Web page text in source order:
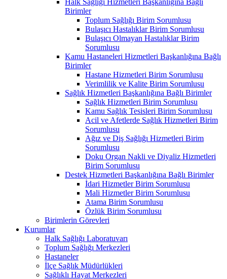
Birimler
Toplum Sağlığı Birim Sorumlusu
Bulaşıcı Hastalıklar Birim Sorumlusu
Bulaşıcı Olmayan Hastalıklar Birim
Sorumlusu
Kamu Hastaneleri Hizmetleri Başkanlığına Bağlı
Birimler
Hastane Hizmetleri Birim Sorumlusu
Verimlilik ve Kalite Birim Sorumlusu
Sağlık Hizmetleri Başkanlığına Bağlı Birimler
Sağlık Hizmetleri Birim Sorumlusu
Kamu Sağlık Tesisleri Birim Sorumlusu
Acil ve Afetlerde Sağlık Hizmetleri Birim
Sorumlusu
Ağız ve Diş Sağlığı Hizmetleri Birim
Sorumlusu
Doku Organ Nakli ve Diyaliz Hizmetleri
Birim Sorumlusu
Destek Hizmetleri Başkanlığına Bağlı Birimler
İdari Hizmetler Birim Sorumlusu
Mali Hizmetler Birim Sorumlusu
Atama Birim Sorumlusu
Özlük Birim Sorumlusu
Birimlerin Görevleri
Kurumlar
Halk Sağlığı Laboratuvarı
Toplum Sağlığı Merkezleri
Hastaneler
İlçe Sağlık Müdürlükleri
Sağlıklı Hayat Merkezleri